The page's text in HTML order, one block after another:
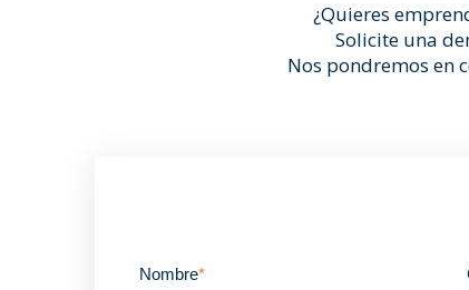
¿Quieres
Solicite una
Nos pondremos en
Nombre*